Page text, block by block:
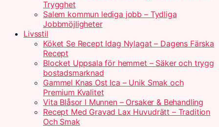
Trygghet
Salem kommun lediga jobb – Tydliga
Jobbmöjligheter
Livsstil
Köket Se Recept Idag Nylagat – Dagens Färska
Recept
Blocket Uppsala för hemmet – Säker och trygg
bostadsmarknad
Gammel Knas Ost Ica – Unik Smak och
Premium Kvalitet
Vita Blåsor I Munnen – Orsaker & Behandling
Recept Med Gravad Lax Huvudrätt – Tradition
Och Smak